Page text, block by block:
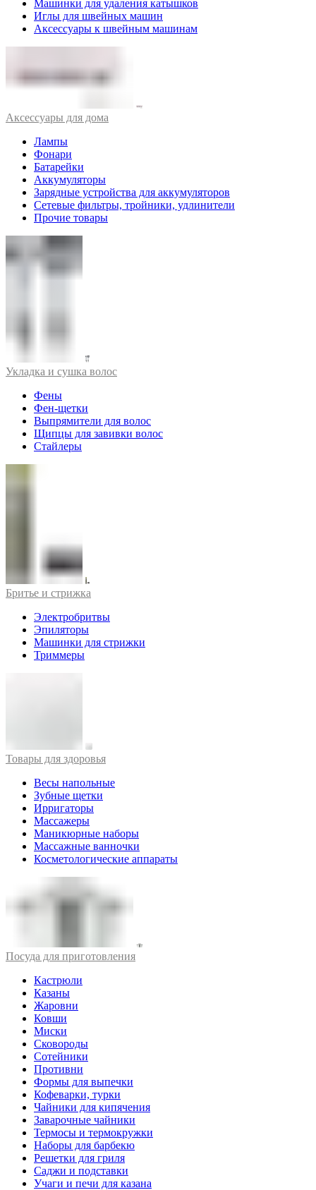
Машинки для удаления катышков
Иглы для швейных машин
Аксессуары к швейным машинам
Аксессуары для дома
Лампы
Фонари
Батарейки
Аккумуляторы
Зарядные устройства для аккумуляторов
Сетевые фильтры, тройники, удлинители
Прочие товары
Укладка и сушка волос
Фены
Фен-щетки
Выпрямители для волос
Щипцы для завивки волос
Стайлеры
Бритье и стрижка
Электробритвы
Эпиляторы
Машинки для стрижки
Триммеры
Товары для здоровья
Весы напольные
Зубные щетки
Ирригаторы
Массажеры
Маникюрные наборы
Массажные ванночки
Косметологические аппараты
Посуда для приготовления
Кастрюли
Казаны
Жаровни
Ковши
Миски
Сковороды
Сотейники
Противни
Формы для выпечки
Кофеварки, турки
Чайники для кипячения
Заварочные чайники
Термосы и термокружки
Наборы для барбекю
Решетки для гриля
Саджи и подставки
Учаги и печи для казана